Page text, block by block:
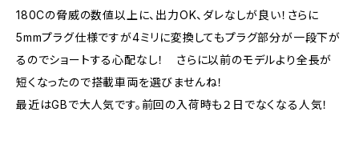
180Cの脅威の数値以上に、出力OK、ダレなしが良い！さらに
5mmプラグ仕様ですが4ミリに変換してもプラグ部分が一段下が
るのでショートする心配なし！ さらに以前のモデルより全長が
短くなったので搭載車両を選びませんね！
最近はGBで大人気です。前回の入荷時も２日でなくなる人気！